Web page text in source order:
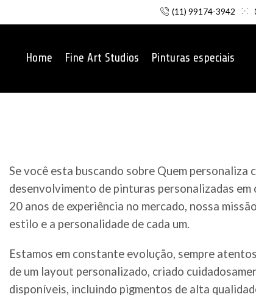
(11) 99174-3942
Home Fine Art Studios Pinturas especiais
Se você esta buscando sobre Quem
desenvolvimento de pinturas personalizadas
20 anos de experiência no mercado, nossa
estilo e a personalidade de cada um.
Estamos em constante evolução, sempre
de um layout personalizado, criado
disponíveis, incluindo pigmentos de alta